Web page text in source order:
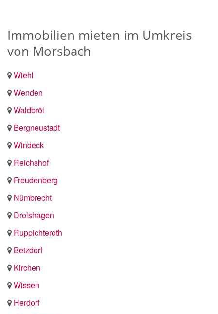
Immobilien mieten im Umkreis
von Morsbach
Wiehl
Wenden
Waldbröl
Bergneustadt
Windeck
Reichshof
Freudenberg
Nümbrecht
Drolshagen
Ruppichteroth
Betzdorf
Kirchen
Wissen
Herdorf